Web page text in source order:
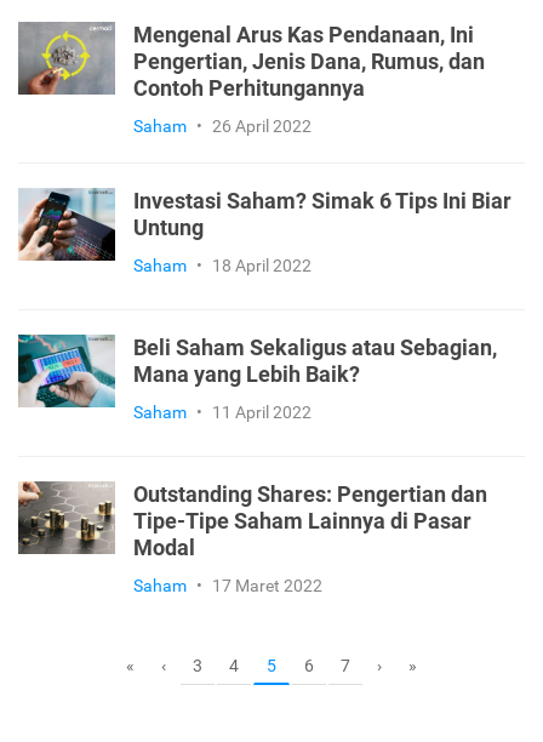
Mengenal Arus Kas Pendanaan, Ini
Pengertian, Jenis Dana, Rumus, dan
Contoh Perhitungannya
Saham • 26 April 2022
Investasi Saham? Simak 6 Tips Ini Biar
Untung
Saham • 18 April 2022
Beli Saham Sekaligus atau Sebagian,
Mana yang Lebih Baik?
Saham • 11 April 2022
Outstanding Shares: Pengertian dan
Tipe-Tipe Saham Lainnya di Pasar
Modal
Saham • 17 Maret 2022
« ‹ 3 4 5 6 7 › »